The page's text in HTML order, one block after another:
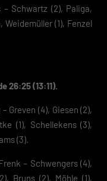
– Schwartz (2), Paliga,
Weidemüller (1), Fenzel
26:25 (13:11).
Greven (4), Giesen (2),
(1), Schellekens (3),
(3).
– Schwengers (4),
Bruns (2), Möhle (1),